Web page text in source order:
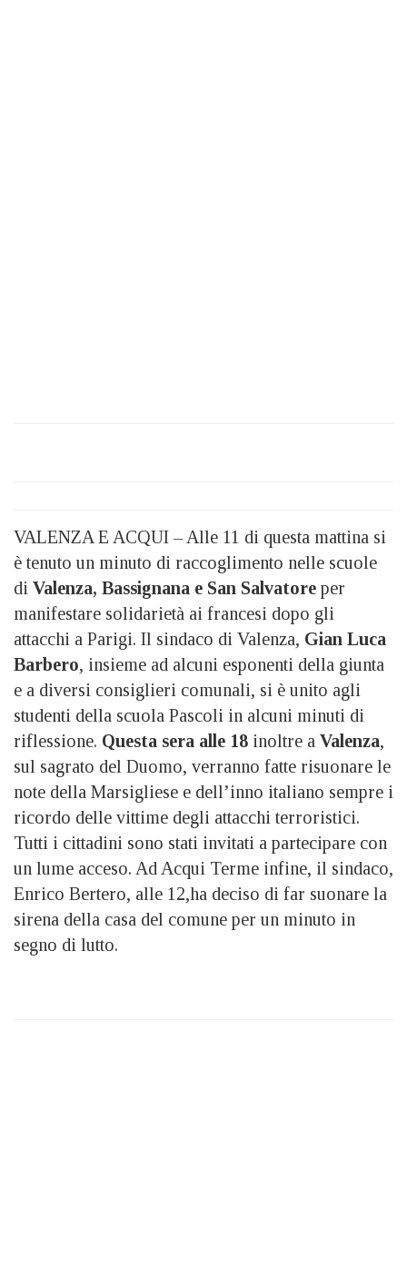
VALENZA E ACQUI – Alle 11 di questa mattina si
è tenuto un minuto di raccoglimento nelle scuole
di Valenza, Bassignana e San Salvatore per
manifestare solidarietà ai francesi dopo gli
attacchi a Parigi. Il sindaco di Valenza, Gian Luca
Barbero, insieme ad alcuni esponenti della giunta
e a diversi consiglieri comunali, si è unito agli
studenti della scuola Pascoli in alcuni minuti di
riflessione. Questa sera alle 18 inoltre a Valenza,
sul sagrato del Duomo, verranno fatte risuonare le
note della Marsigliese e dell’inno italiano sempre i
ricordo delle vittime degli attacchi terroristici.
Tutti i cittadini sono stati invitati a partecipare con
un lume acceso. Ad Acqui Terme infine, il sindaco,
Enrico Bertero, alle 12,ha deciso di far suonare la
sirena della casa del comune per un minuto in
segno di lutto.